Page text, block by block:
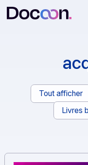
Tout